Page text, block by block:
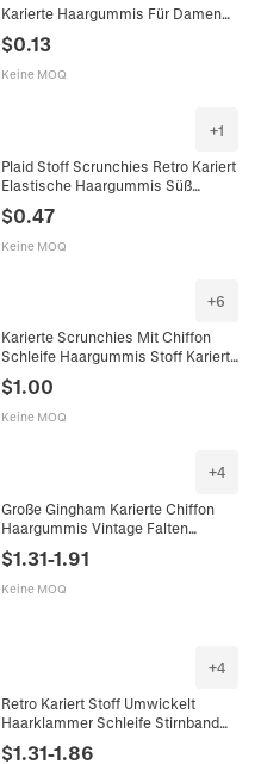
Karierte Haargummis Für Damen
Mädchen Vintage JK Uniform Stil
Elastische Haarschmuck
$0.13
Keine MOQ
+1
Plaid Stoff Scrunchies Retro Kariert
Elastische Haargummis Süß
Herbst Winter Haarschmuck Für
Damen
$0.47
Keine MOQ
+6
Karierte Scrunchies Mit Chiffon
Schleife Haargummis Stoff Kariert
Pferdeschwanzhalter Süße
Haaccessoires Für Damen
$1.00
Keine MOQ
+4
Große Gingham Karierte Chiffon
Haargummis Vintage Falten
Pferdeschwanz Halter Damen
Haarschmuck
$1.31-1.91
Keine MOQ
+4
Retro Kariert Stoff Umwickelt
Haarklammer Schleife Stirnband
Haargummi Für Damen Koreanisch
Süß Haarschmuck
$1.31-1.86